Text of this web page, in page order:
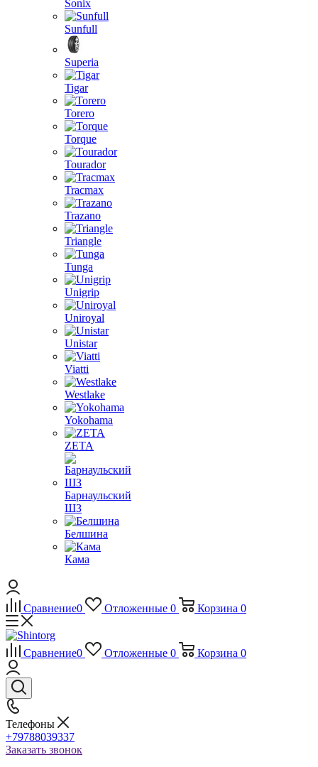
Sonix
Sunfull
Superia
Tigar
Torero
Torque
Tourador
Tracmax
Trazano
Triangle
Tunga
Unigrip
Uniroyal
Unistar
Viatti
Westlake
Yokohama
ZETA
Барнаульский
ШЗ
Белшина
Кама
Сравнение0 Отложенные 0 Корзина 0
Сравнение0 Отложенные 0 Корзина 0
Телефоны
+79788039337
Заказать звонок